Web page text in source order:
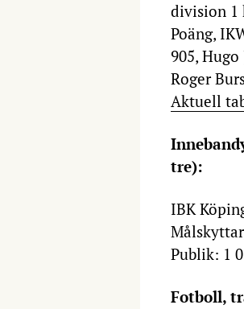
division 1
Poäng,
905,
Roger
Aktuell
tre):
IBK
Publik: 1
Fotboll,